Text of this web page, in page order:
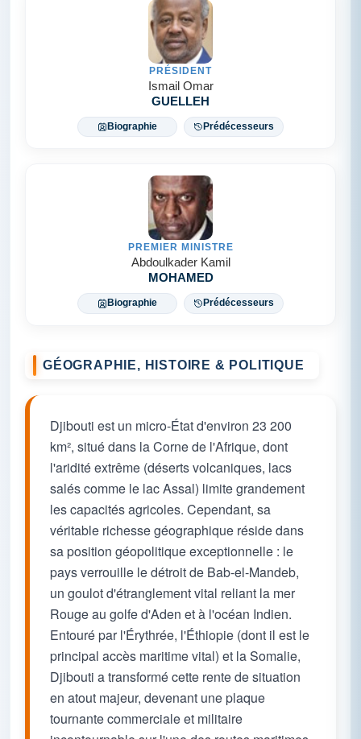
PRÉSIDENT
Ismail Omar
GUELLEH
Biographie Prédécesseurs
PREMIER MINISTRE
Abdoulkader Kamil
MOHAMED
Biographie Prédécesseurs
GÉOGRAPHIE, HISTOIRE & POLITIQUE
Djibouti est un micro-État d'environ 23 200
km², situé dans la Corne de l'Afrique, dont
l'aridité extrême (déserts volcaniques, lacs
salés comme le lac Assal) limite grandement
les capacités agricoles. Cependant, sa
véritable richesse géographique réside dans
sa position géopolitique exceptionnelle : le
pays verrouille le détroit de Bab-el-Mandeb,
un goulot d'étranglement vital reliant la mer
Rouge au golfe d'Aden et à l'océan Indien.
Entouré par l'Érythrée, l'Éthiopie (dont il est le
principal accès maritime vital) et la Somalie,
Djibouti a transformé cette rente de situation
en atout majeur, devenant une plaque
tournante commerciale et militaire